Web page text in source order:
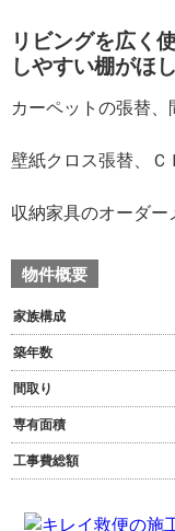
リビングを広く
しやすい棚がほし
カーペットの張替
壁紙クロス張替、Ｃ
収納家具のオーダー
物件概要
家族構成
築年数
間取り
専有面積
工事費総額